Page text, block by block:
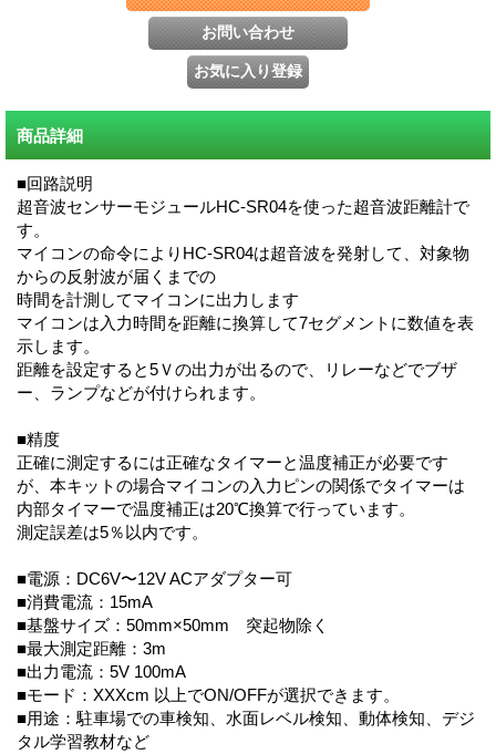
商品詳細
■回路説明
超音波センサーモジュールHC-SR04を使った超音波距離計で
す。
マイコンの命令によりHC-SR04は超音波を発射して、対象物
からの反射波が届くまでの
時間を計測してマイコンに出力します
マイコンは入力時間を距離に換算して7セグメントに数値を表
示します。
距離を設定すると5Ｖの出力が出るので、リレーなどでブザ
ー、ランプなどが付けられます。
■精度
正確に測定するには正確なタイマーと温度補正が必要です
が、本キットの場合マイコンの入力ピンの関係でタイマーは
内部タイマーで温度補正は20℃換算で行っています。
測定誤差は5％以内です。
■電源：DC6V〜12V ACアダプター可
■消費電流：15mA
■基盤サイズ：50mm×50mm 突起物除く
■最大測定距離：3m
■出力電流：5V 100mA
■モード：XXXcm 以上でON/OFFが選択できます。
■用途：駐車場での車検知、水面レベル検知、動体検知、デジ
タル学習教材など